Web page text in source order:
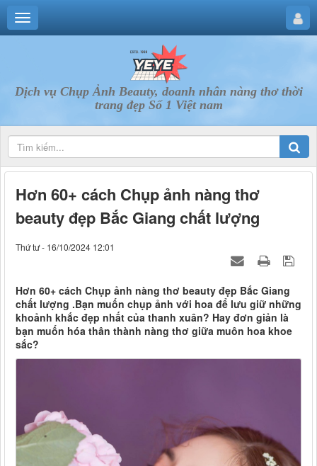
Dịch vụ Chụp Ảnh Beauty, doanh nhân nàng thơ thời
trang đẹp Số 1 Việt nam
Hơn 60+ cách Chụp ảnh nàng thơ
beauty đẹp Bắc Giang chất lượng
Thứ tư - 16/10/2024 12:01
Hơn 60+ cách Chụp ảnh nàng thơ beauty đẹp Bắc Giang
chất lượng .Bạn muốn chụp ảnh với hoa để lưu giữ những
khoảnh khắc đẹp nhất của thanh xuân? Hay đơn giản là
bạn muốn hóa thân thành nàng thơ giữa muôn hoa khoe
sắc?